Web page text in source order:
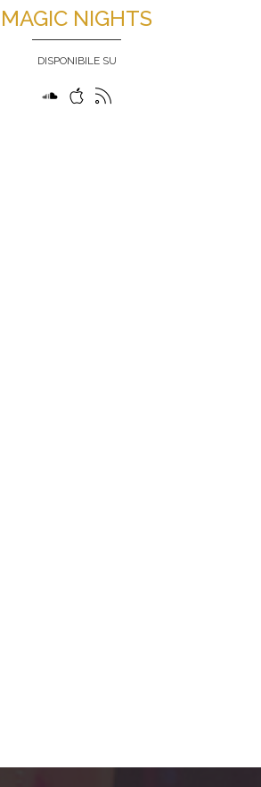
MAGIC NIGHTS
DISPONIBILE SU